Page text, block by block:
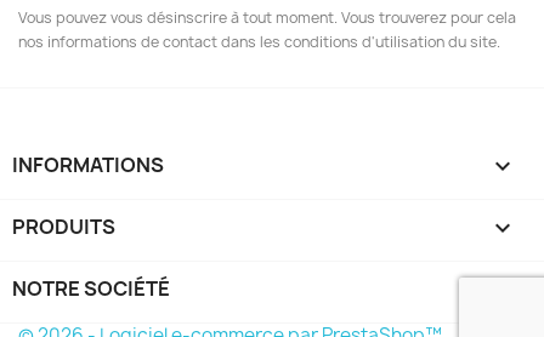
Vous pouvez vous désinscrire à tout moment. Vous trouverez pour cela
nos informations de contact dans les conditions d'utilisation du site.
INFORMATIONS keyboard_arrow_down
PRODUITS 
NOTRE SOCIÉTÉ